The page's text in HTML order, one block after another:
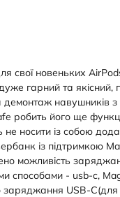
свої новеньких
гарний та якісний,
демонтаж навушників
робить його ще
не носити із собою
із підтримкою
можливість
способами - usb-c,
заряджання USB-